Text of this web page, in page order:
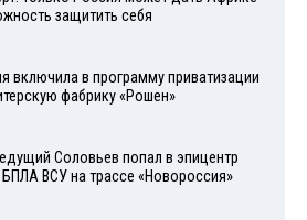
защитить себя
включила в программу приватизации
фабрику «Рошен»
Соловьев попал в эпицентр
БПЛА ВСУ на трассе «Новороссия»